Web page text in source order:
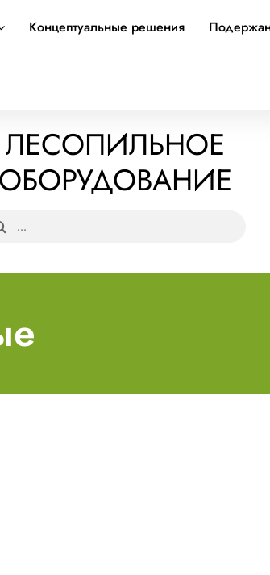
Концептуальные решения
ЛЕСОПИЛЬНОЕ
ОБОРУДОВАНИЕ